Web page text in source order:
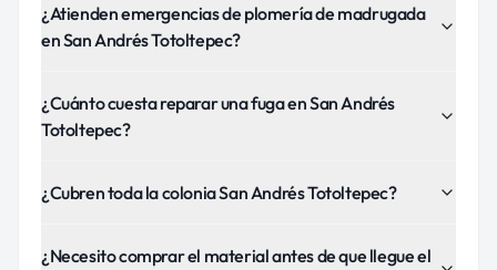
¿Atienden emergencias de plomería de madrugada
en San Andrés Totoltepec?
¿Cuánto cuesta reparar una fuga en San Andrés
Totoltepec?
¿Cubren toda la colonia San Andrés Totoltepec?
¿Necesito comprar el material antes de que llegue el